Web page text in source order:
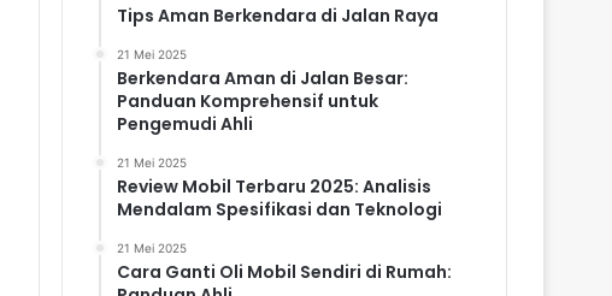
Tips Aman Berkendara di Jalan Raya
21 Mei 2025
Berkendara Aman di Jalan Besar:
Panduan Komprehensif untuk
Pengemudi Ahli
21 Mei 2025
Review Mobil Terbaru 2025: Analisis
Mendalam Spesifikasi dan Teknologi
21 Mei 2025
Cara Ganti Oli Mobil Sendiri di Rumah: